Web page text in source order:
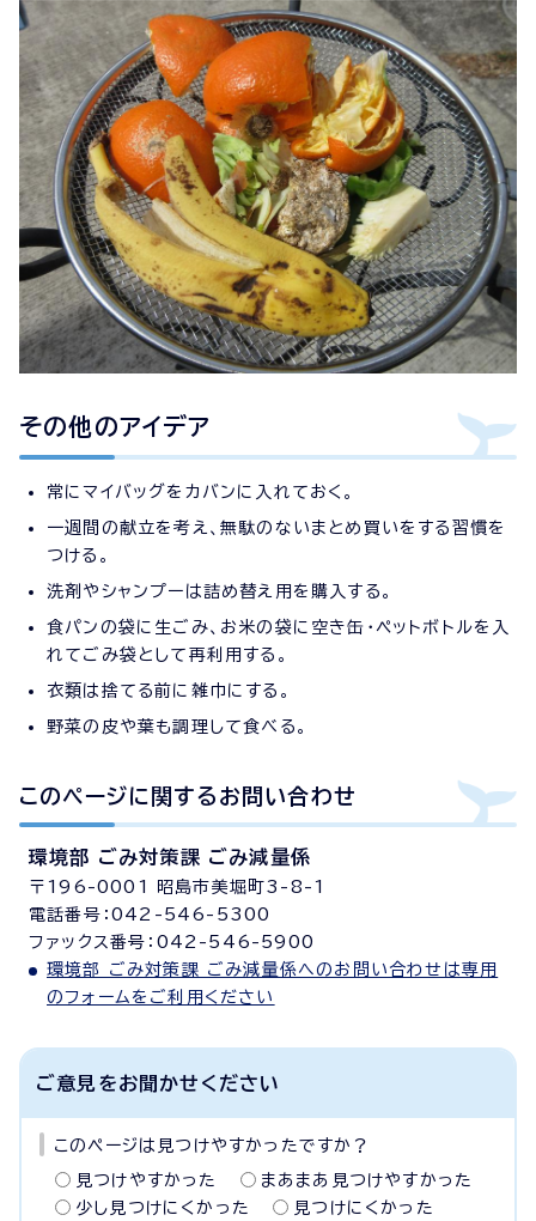
その他のアイデア
常にマイバッグをカバンに入れておく。
一週間の献立を考え、無駄のないまとめ買いをする習慣を
つける。
洗剤やシャンプーは詰め替え用を購入する。
食パンの袋に生ごみ、お米の袋に空き缶・ペットボトルを入
れてごみ袋として再利用する。
衣類は捨てる前に雑巾にする。
野菜の皮や葉も調理して食べる。
このページに関する お問い合わせ
環境部 ごみ対策課 ごみ減量係
〒196-0001 昭島市美堀町3-8-1
電話番号：042-546-5300
ファックス番号：042-546-5900
環境部 ごみ対策課 ごみ減量係へのお問い合わせは専用
のフォームをご利用ください
ご意見をお聞かせください
このページは見つけやすかったですか？
見つけやすかった
まあまあ見つけやすかった
少し見つけにくかった
見つけにくかった